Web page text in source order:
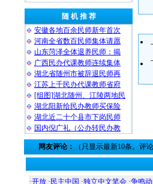
随 机 推 荐
安徽各地百余民师新年首次
河南全省数百民师集体请愿
山东菏泽全体退养民师：揭
广西民办代课教师连续集体
湖北省随州市被辞退民师再
江苏上千民办代课教师省府
[组图]湖北随州、江陵两地民
湖北阳新给民办教师买保险
湖北近二十个县市下岗民师
国内倪广礼（公办转民办教
网友评论： （只显示最新10条。评
·开放 · 民主中国 ·独立中文笔会 ·争鸣动